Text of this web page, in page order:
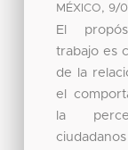
MÉXICO, 9/
El
trabajo es
de la
el
la